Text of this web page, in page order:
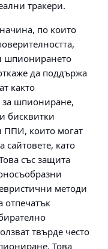
тракери.
по които
шпионирането
да поддържа
както
за шпиониране,
бисквитки
ППИ, които могат
сайтовете, като
със защита
методи
отпечатък
твърде често
Това